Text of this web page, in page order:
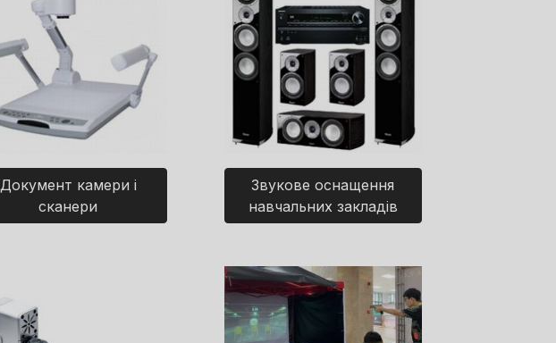
Документ камери і
сканери
Звукове оснащення
навчальних закладів